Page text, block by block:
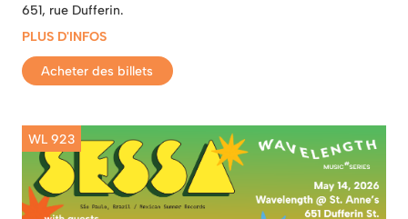
651, rue Dufferin.
PLUS D'INFOS
Acheter des billets
WL 923